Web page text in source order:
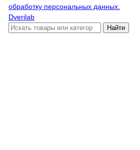
обработку персональных данных.
Dverilab
Найти